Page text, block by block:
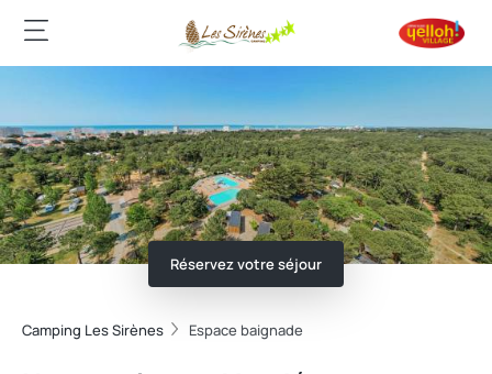
Réservez votre séjour
Camping Les Sirènes Espace baignade